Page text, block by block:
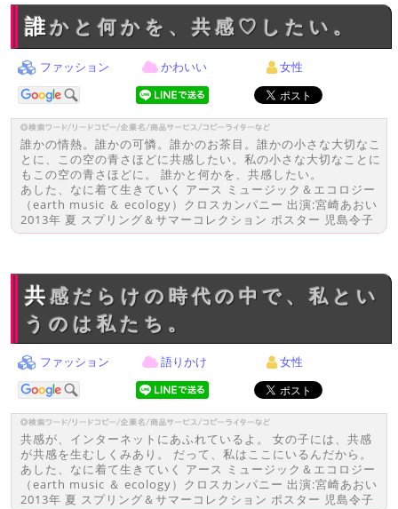
誰かと何かを、共感♡したい。
ファッション かわいい 女性
誰かの情熱。誰かの可憐。誰かのお茶目。誰かの小さな大切なこ
とに、この空の青さほどに共感したい。私の小さな大切なことに
もこの空の青さほどに。 誰かと何かを、共感したい。
あした、なに着て生きていく アース ミュージック＆エコロジー
（earth music ＆ ecology）クロスカンパニー 出演:宮崎あおい
2013年 夏 スプリング＆サマーコレクション ポスター 児島令子
共感だらけの時代の中で、私とい
うのは私たち。
ファッション 語りかけ 女性
共感が、インターネットにあふれているよ。 女の子には、共感
が共感を生むしくみあり。 だって、私はここにいるんだから。
あした、なに着て生きていく アース ミュージック＆エコロジー
（earth music ＆ ecology）クロスカンパニー 出演:宮崎あおい
2013年 夏 スプリング＆サマーコレクション ポスター 児島令子